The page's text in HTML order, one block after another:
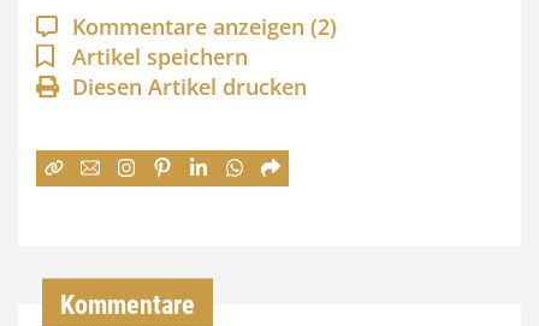
a
n
n
:
Kommentare anzeigen (2)
Artikel speichern
Diesen Artikel drucken
Kommentare